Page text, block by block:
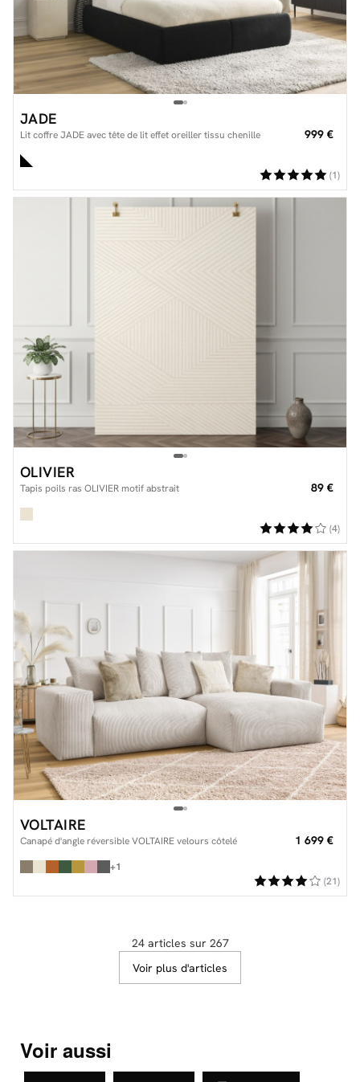
JADE
Lit coffre JADE avec tête de lit effet oreiller tissu chenille 999 €
(1)
OLIVIER
Tapis poils ras OLIVIER motif abstrait 89 €
(4)
VOLTAIRE
Canapé d'angle réversible VOLTAIRE velours côtelé 1 699 €
+1
(21)
24 articles sur 267
Voir plus d'articles
Voir aussi